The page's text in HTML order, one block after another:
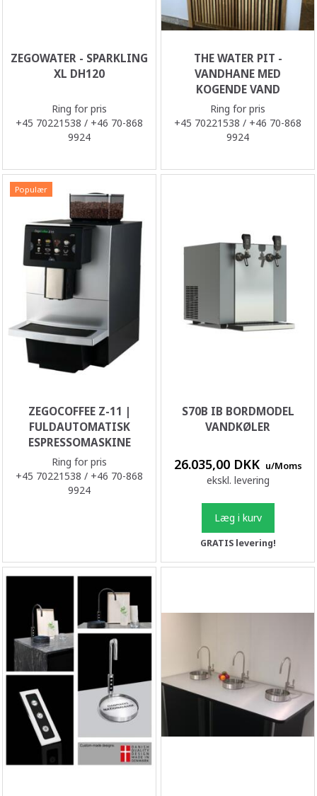
ZEGOWATER - SPARKLING
XL DH120
Ring for pris
+45 70221538 / +46 70-868
9924
THE WATER PIT -
VANDHANE MED
KOGENDE VAND
Ring for pris
+45 70221538 / +46 70-868
9924
Populær
ZEGOCOFFEE Z-11 |
FULDAUTOMATISK
ESPRESSOMASKINE
Ring for pris
+45 70221538 / +46 70-868
9924
S70B IB BORDMODEL
VANDKØLER
26.035,00 DKK u/Moms
ekskl. levering
Læg i kurv
GRATIS levering!